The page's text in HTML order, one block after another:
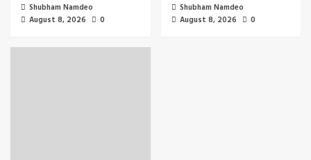
Shubham Namdeo
August 8, 2026
0
Shubham Namdeo
August 8, 2026
0